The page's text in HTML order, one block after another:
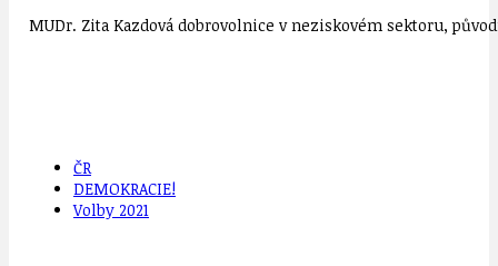
MUDr. Zita Kazdová dobrovolnice v neziskovém sektoru,
ČR
DEMOKRACIE!
Volby 2021